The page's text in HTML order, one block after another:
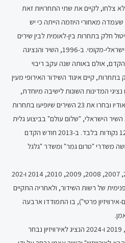
צלחו, לקיים את שתי התחרויות זאת
מאחורי היוזמה הייתה כי יש
חלק בתחרות בין-לאומית לבין שירים
אשר קהל היעד שלהם הוא ישראלי-מקומי. ב-1996, השיר והנציגה
אולם באותה שנה עקב ריבוי
קיים איגוד השידור האירופי מעין
המדינות השונות לישיבה מיוחדת,
ובה האזינו לשירים בגרסת אודיו ובחרו את 23 השירים שיופיעו בתחרות
הישראלי, "שלום עולם" בביצוע גלית
בל, הגיע למקום ה-28 עם 12 נקודות בלבד. ב-2013 חודש הקדם
משדרי "טרום גמר" ומשדר "גלגל
בשנים 1988, 2003, 2004, 2007, 2008, 2009, 2010, 2014 ו-202
של רשות השידור, ולאחריה התקיים
פרטי"), בו התמודדו ארבעה
בשנים 2015, 2017, 2018, 2019 ו-2024 הנציג לאירוויזיון נבחר